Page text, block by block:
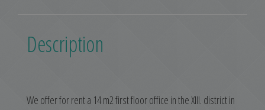
Description
We offer for rent a 14 m2 first floor office in the XIII. district in